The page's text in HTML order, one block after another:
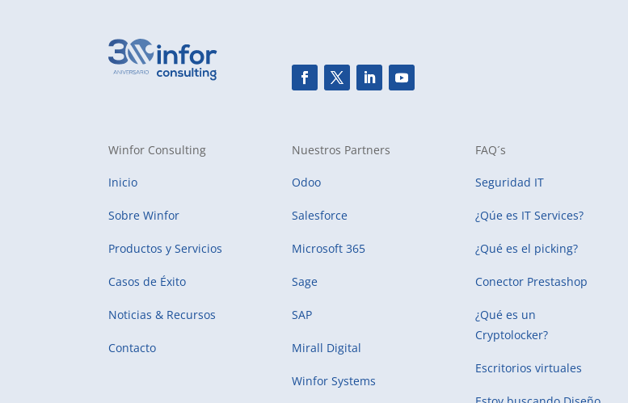
Winfor Consulting
Inicio
Sobre Winfor
Productos y Servicios
Casos de Éxito
Noticias & Recursos
Contacto
Nuestros Partners
Odoo
Salesforce
Microsoft 365
Sage
SAP
Mirall Digital
Winfor Systems
FAQ´s
Seguridad IT
¿Qúe es IT Services?
¿Qué es el picking?
Conector Prestashop
¿Qué es un
Cryptolocker?
Escritorios virtuales